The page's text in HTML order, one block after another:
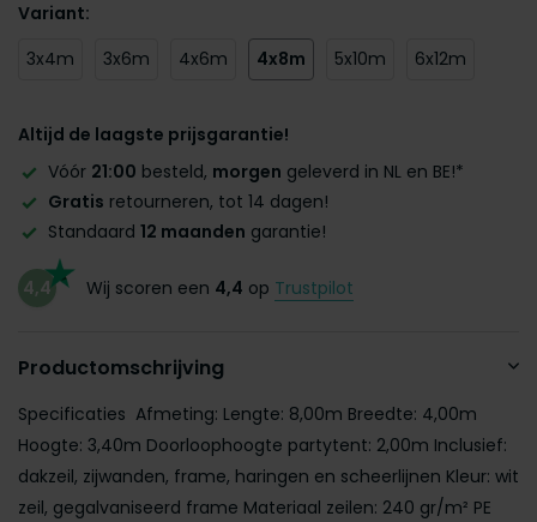
Variant:
3x4m
3x6m 4x6m 4x8m 5x10m 6x12m
Altijd de laagste prijsgarantie!
Vóór 21:00 besteld, morgen geleverd in NL en BE!*
Gratis retourneren, tot 14 dagen!
Standaard 12 maanden garantie!
4,4 Wij scoren een 4,4 op Trustpilot
Productomschrijving
Specificaties Afmeting: Lengte: 8,00m Breedte: 4,00m
Hoogte: 3,40m Doorloophoogte partytent: 2,00m Inclusief:
dakzeil, zijwanden, frame, haringen en scheerlijnen Kleur: wit
zeil, gegalvaniseerd frame Materiaal zeilen: 240 gr/m² PE